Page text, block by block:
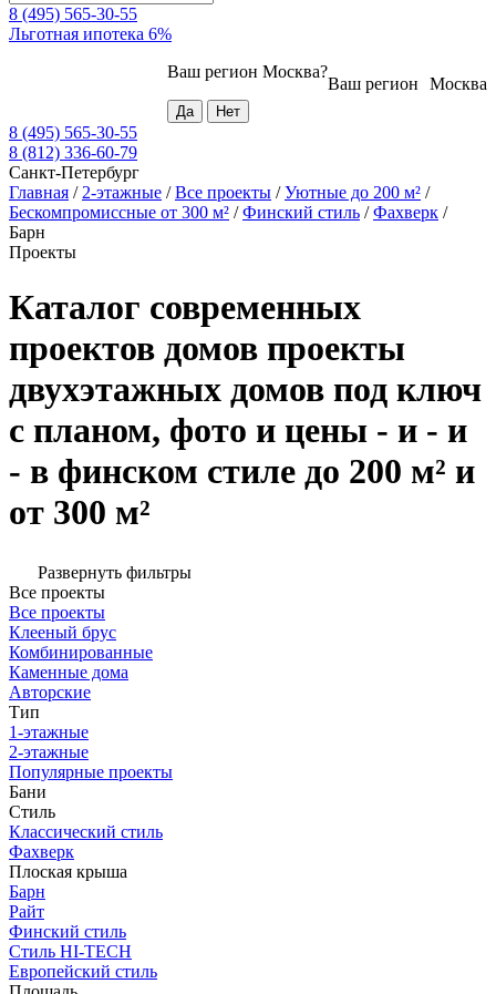
8 (495) 565-30-55
Льготная ипотека 6%
Москва
Ваш регион
Ваш регион Москва?
8 (495) 565-30-55
8 (812) 336-60-79
Санкт-Петербург
Главная / 2-этажные /Все проекты /Уютные до 200 м² /
Бескомпромиссные от 300 м² /Финский стиль /Фахверк /
Барн
Проекты
Каталог современных
проектов домов проекты
двухэтажных домов под ключ
с планом, фото и цены - и - и
- в финском стиле до 200 м² и
от 300 м²
Развернуть фильтры
Все проекты
Все проекты
Клееный брус
Комбинированные
Каменные дома
Авторские
Тип
1-этажные
2-этажные
Популярные проекты
Бани
Стиль
Классический стиль
Фахверк
Плоская крыша
Барн
Райт
Финский стиль
Стиль HI-TECH
Европейский стиль